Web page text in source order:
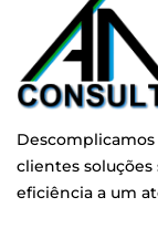
clientes
eficiência a um